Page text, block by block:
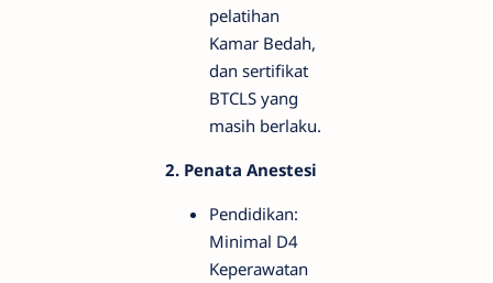
pelatihan
Kamar Bedah,
dan sertifikat
BTCLS yang
masih berlaku.
2. Penata Anestesi
Pendidikan:
Minimal D4
Keperawatan